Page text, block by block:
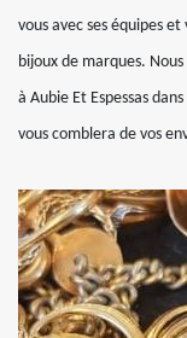
vous avec ses équipes
bijoux de marques.
à Aubie Et Espessas
vous comblera de vos